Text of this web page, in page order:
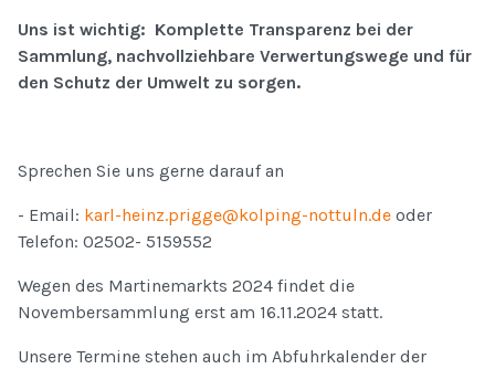
Uns ist wichtig: Komplette Transparenz bei der
Sammlung, nachvollziehbare Verwertungswege und für
den Schutz der Umwelt zu sorgen.
Sprechen Sie uns gerne darauf an
- Email: karl-heinz.prigge@kolping-nottuln.de oder
Telefon: 02502- 5159552
Wegen des Martinemarkts 2024 findet die
Novembersammlung erst am 16.11.2024 statt.
Unsere Termine stehen auch im Abfuhrkalender der